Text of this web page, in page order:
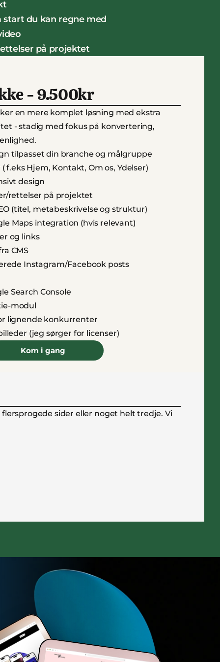
start du kan regne med
på projektet
- 9.500kr
en mere komplet løsning med ekstra
- stadig med fokus på konvertering,
tilpasset din branche og målgruppe
f.eks Hjem, Kontakt, Om os, Ydelser)
design
rettelser på projektet
(titel, metabeskrivelse og struktur)
Maps integration (hvis relevant)
og links
CMS
Instagram/Facebook posts
Search Console
modul
lignende konkurrenter
(jeg sørger for licenser)
Kom i gang
sider eller noget helt tredje. Vi